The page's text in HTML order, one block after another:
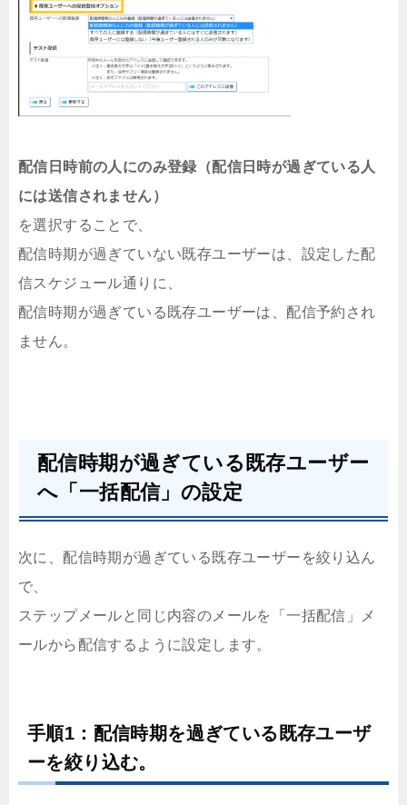
配信日時前の人にのみ登録（配信日時が過ぎている人
には送信されません）
を選択することで、
配信時期が過ぎていない既存ユーザーは、設定した配
信スケジュール通りに、
配信時期が過ぎている既存ユーザーは、配信予約され
ません。
配信時期が過ぎている既存ユーザー
へ「一括配信」の設定
次に、配信時期が過ぎている既存ユーザーを絞り込ん
で、
ステップメールと同じ内容のメールを「一括配信」メ
ールから配信するように設定します。
手順1：配信時期を過ぎている既存ユーザ
ーを絞り込む。